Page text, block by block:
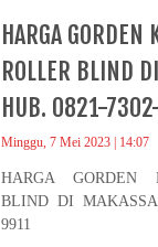
HARGA GORDEN
ROLLER BLIND
HUB. 0821-
Minggu, 7 Mei 2023 | 14:07
HARGA GORDEN
BLIND DI
9911